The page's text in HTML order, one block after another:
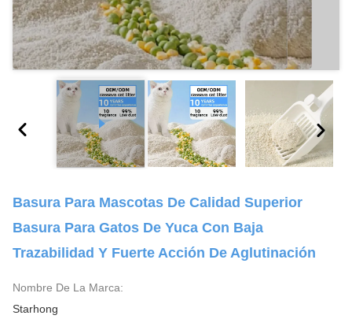
Basura Para Mascotas De Calidad Superior
Basura Para Gatos De Yuca Con Baja
Trazabilidad Y Fuerte Acción De Aglutinación
Nombre De La Marca:
Starhong